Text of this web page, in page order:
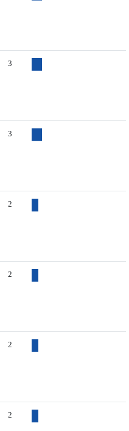
3
3
2
2
2
2